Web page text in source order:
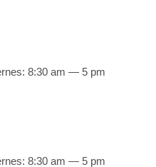
8:30 am — 5 pm
8:30 am — 5 pm